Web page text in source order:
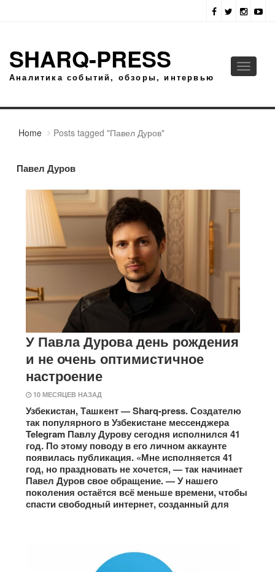
SHARQ-PRESS
Аналитика событий, обзоры, интервью
Toggle
Home Posts tagged "Павел Дуров"
Павел Дуров
У Павла Дурова день рождения
и не очень оптимистичное
настроение
10 МЕСЯЦЕВ НАЗАД
Узбекистан, Ташкент — Sharq-press. Создателю
так популярного в Узбекистане мессенджера
Telegram Павлу Дурову сегодня исполнился 41
год. По этому поводу в его личном аккаунте
появилась публикация. «Мне исполняется 41
год, но праздновать не хочется, — так начинает
Павел Дуров свое обращение. — У нашего
поколения остаётся всё меньше времени, чтобы
спасти свободный интернет, созданный для